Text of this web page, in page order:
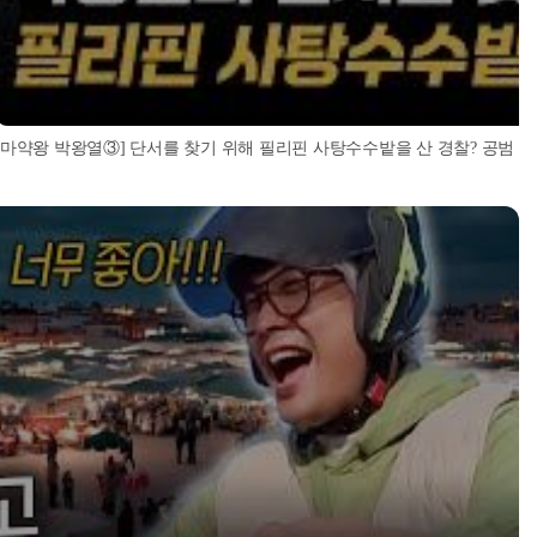
약왕 박왕열③] 단서를 찾기 위해 필리핀 사탕수수밭을 산 경찰? 공범